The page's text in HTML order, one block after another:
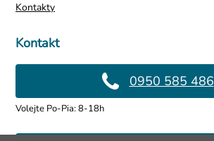
Kontakt
0950 585 486
Volejte Po-Pia: 8-18h
Kontakty